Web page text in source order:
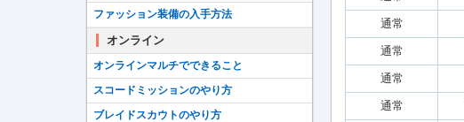
通常
通常
通常
通常
ファッション装備の入手方法
オンライン
オンラインマルチでできること
スコードミッションのやり方
ブレイドスカウトのやり方